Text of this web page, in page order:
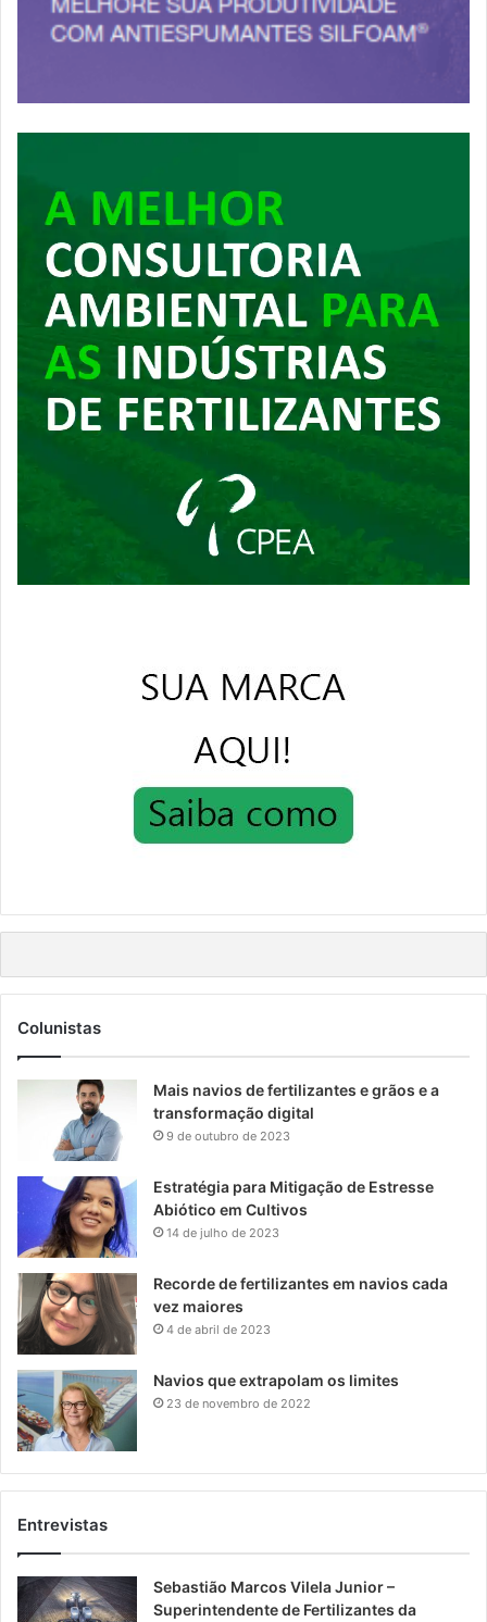
Colunistas
Mais navios de fertilizantes e grãos e a
transformação digital
9 de outubro de 2023
Estratégia para Mitigação de Estresse
Abiótico em Cultivos
14 de julho de 2023
Recorde de fertilizantes em navios cada
vez maiores
4 de abril de 2023
Navios que extrapolam os limites
23 de novembro de 2022
Entrevistas
Sebastião Marcos Vilela Junior –
Superintendente de Fertilizantes da